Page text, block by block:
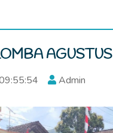
AGUSTUS
Admin